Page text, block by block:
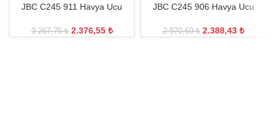
JBC C245 911 Havya Ucu
3.267,75₺ 2.376,55 ₺
JBC C245 906 Havya Ucu
2.970,69₺ 2.388,43 ₺